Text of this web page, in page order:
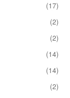
(17)
(2)
(2)
(14)
(14)
(2)